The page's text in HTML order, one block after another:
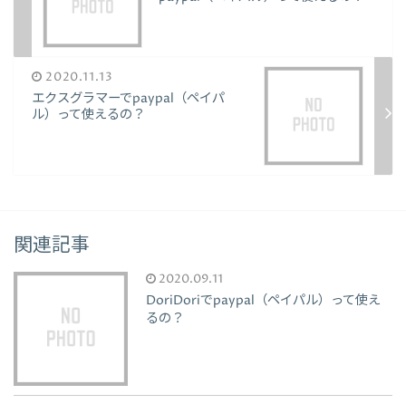
2020.11.13
エクスグラマーでpaypal（ペイパ
ル）って使えるの？
関連記事
2020.09.11
DoriDoriでpaypal（ペイパル）って使え
るの？